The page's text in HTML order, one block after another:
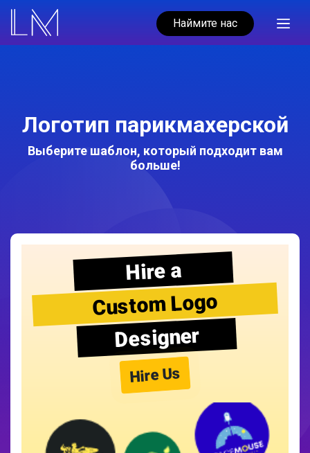
Наймите нас
Логотип парикмахерской
Выберите шаблон, который подходит вам
больше!
Hire a
Custom Logo
Designer
Hire Us